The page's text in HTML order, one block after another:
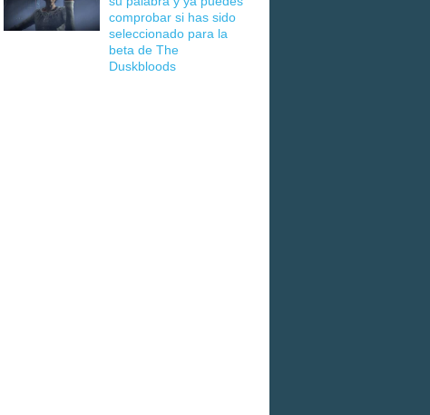
comprobar si has sido
seleccionado para la
beta de The
Duskbloods